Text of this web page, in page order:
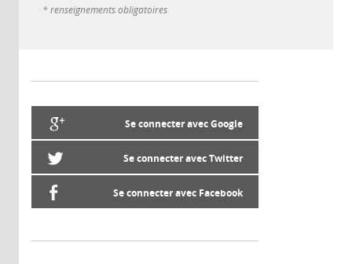
* renseignements obligatoires
Se connecter avec Google
Se connecter avec Twitter
Se connecter avec Facebook